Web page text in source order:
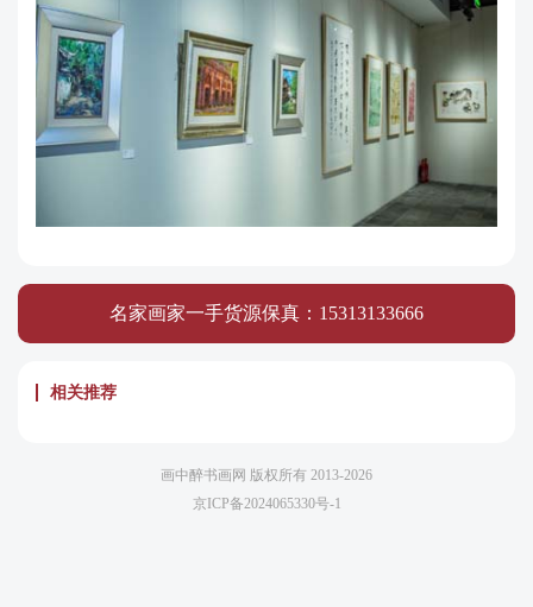
名家画家一手货源保真：15313133666
相关推荐
画中醉书画网 版权所有 2013-2026
京ICP备2024065330号-1